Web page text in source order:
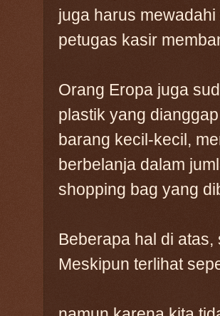
juga harus
petugas kasir
Orang Eropa juga
plastik yang
barang kecil-kecil,
berbelanja dalam
shopping bag yang
Beberapa hal di atas,
Meskipun terlihat